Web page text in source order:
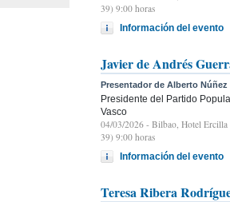
39) 9:00 horas
Información del evento
Javier de Andrés
Presentador de Alberto Núñez
Presidente del Partido
Vasco
04/03/2026 - Bilbao, Hotel
39) 9:00 horas
Información del evento
Teresa Ribera